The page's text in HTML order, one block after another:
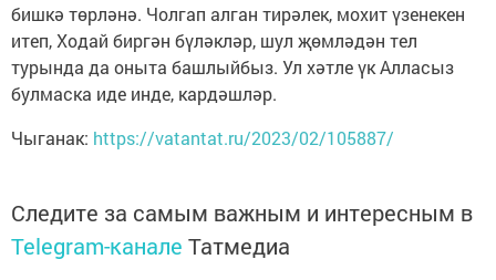
бишкә төрләнә. Чолгап алган тирәлек, мохит үзенекен
итеп, Ходай биргән бүләкләр, шул җөмләдән тел
турында да оныта башлыйбыз. Ул хәтле үк Алласыз
булмаска иде инде, кардәшләр.
Чыганак: https://vatantat.ru/2023/02/105887/
Следите за самым важным и интересным в
Telegram-канале Татмедиа